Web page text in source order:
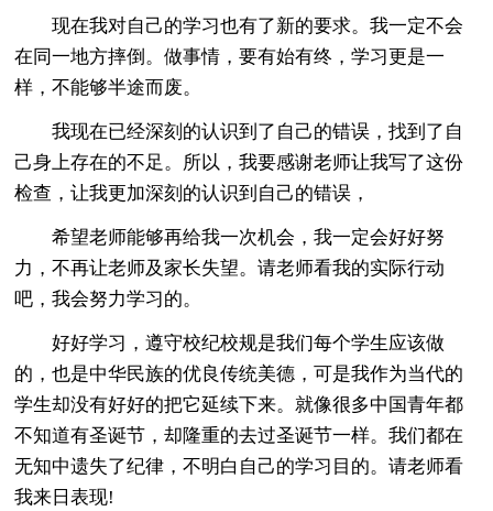
现在我对自己的学习也有了新的要求。我一定不会
在同一地方摔倒。做事情，要有始有终，学习更是一
样，不能够半途而废。
我现在已经深刻的认识到了自己的错误，找到了自
己身上存在的不足。所以，我要感谢老师让我写了这份
检查，让我更加深刻的认识到自己的错误，
希望老师能够再给我一次机会，我一定会好好努
力，不再让老师及家长失望。请老师看我的实际行动
吧，我会努力学习的。
好好学习，遵守校纪校规是我们每个学生应该做
的，也是中华民族的优良传统美德，可是我作为当代的
学生却没有好好的把它延续下来。就像很多中国青年都
不知道有圣诞节，却隆重的去过圣诞节一样。我们都在
无知中遗失了纪律，不明白自己的学习目的。请老师看
我来日表现!